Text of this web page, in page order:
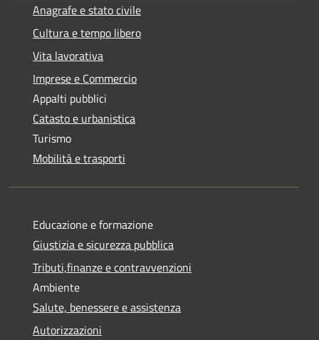
Anagrafe e stato civile
Cultura e tempo libero
Vita lavorativa
Imprese e Commercio
Appalti pubblici
Catasto e urbanistica
Turismo
Mobilità e trasporti
Educazione e formazione
Giustizia e sicurezza pubblica
Tributi,finanze e contravvenzioni
Ambiente
Salute, benessere e assistenza
Autorizzazioni